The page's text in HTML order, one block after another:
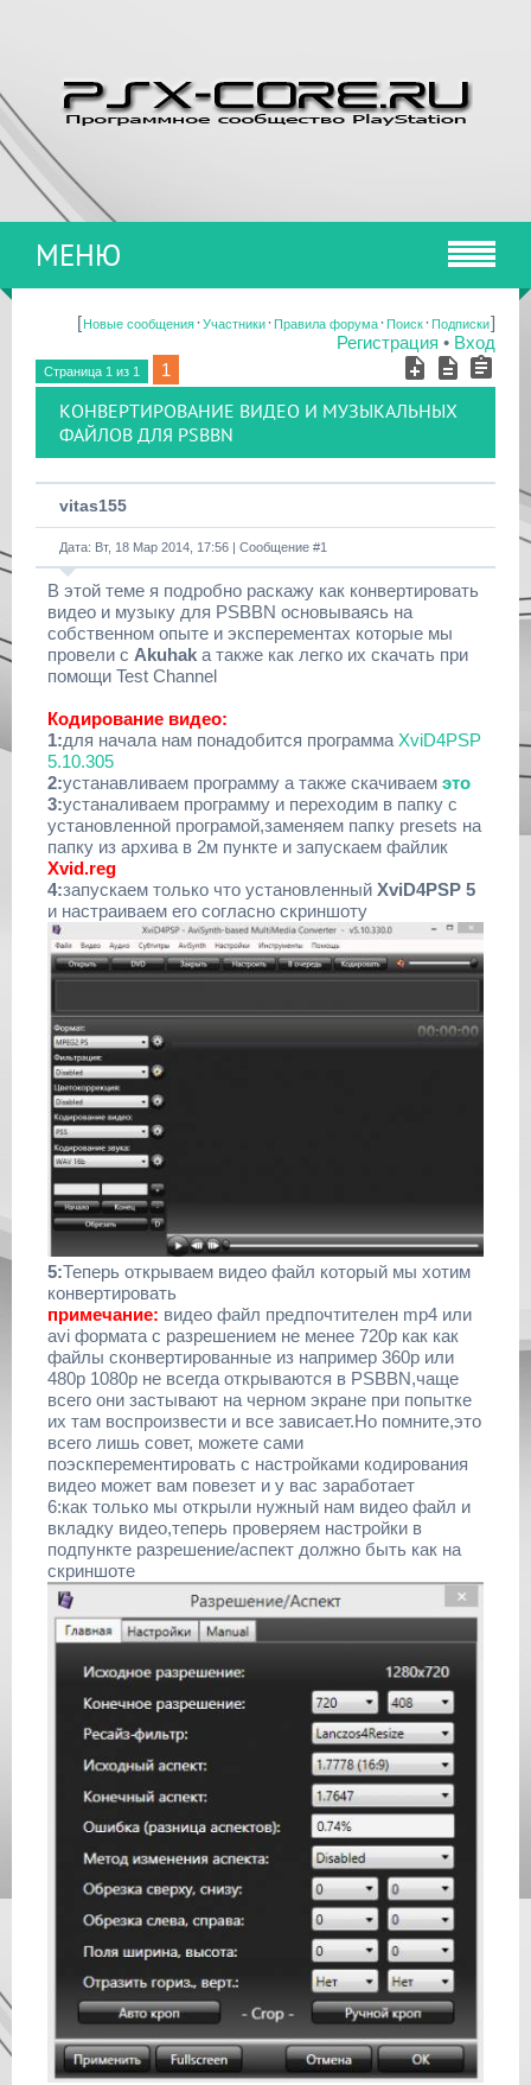
МЕНЮ
[Новые сообщения·Участники·Правила форума·Поиск·Подписки]
Регистрация • Вход
Страница 1 из 1 1
КОНВЕРТИРОВАНИЕ ВИДЕО И МУЗЫКАЛЬНЫХ
ФАЙЛОВ ДЛЯ PSBBN
vitas155
Дата: Вт, 18 Мар 2014, 17:56 | Сообщение #1
В этой теме я подробно раскажу как конвертировать
видео и музыку для PSBBN основываясь на
собственном опыте и эксперементах которые мы
провели с Akuhak а также как легко их скачать при
помощи Test Channel
Кодирование видео:
1:для начала нам понадобится программа XviD4PSP
5.10.305
2:устанавливаем программу а также скачиваем это
3:устаналиваем программу и переходим в папку с
установленной програмой,заменяем папку presets на
папку из архива в 2м пункте и запускаем файлик
Xvid.reg
4:запускаем только что установленный XviD4PSP 5
и настраиваем его согласно скриншоту
5:Теперь открываем видео файл который мы хотим
конвертировать
примечание: видео файл предпочтителен mp4 или
avi формата с разрешением не менее 720p как как
файлы сконвертированные из например 360p или
480p 1080p не всегда открываются в PSBBN,чаще
всего они застывают на черном экране при попытке
их там воспроизвести и все зависает.Но помните,это
всего лишь совет, можете сами
поэскперементировать с настройками кодирования
видео может вам повезет и у вас заработает
6:как только мы открыли нужный нам видео файл и
вкладку видео,теперь проверяем настройки в
подпункте разрешение/аспект должно быть как на
скриншоте